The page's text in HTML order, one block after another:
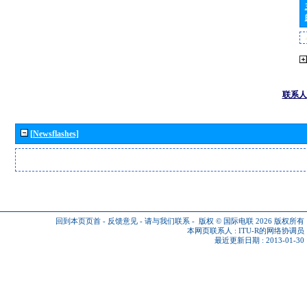
联系人
[Newsflashes]
回到本页页首 - 反馈意见 - 请与我们联系 - 版权 © 国际电联 2026 版权所有
本网页联系人 : ITU-R的网络协调员
最近更新日期 : 2013-01-30